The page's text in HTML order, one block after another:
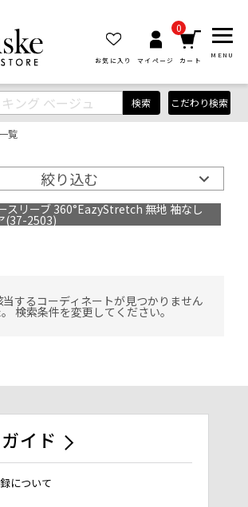
お気に入り マイページ
0
カート
MENU
検索 こだわり検索
覧
絞り込む
スリーブ 360°EazyStretch 無地 袖なし
(37-2503)
するコーディネートが見つかりません
検索条件を変更してください。
イド
について